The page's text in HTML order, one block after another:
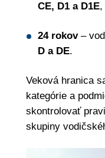
CE, D1 a D1E,
24 rokov–
D a DE.
Veková hranica
kategórie a
skontrolovať
skupiny